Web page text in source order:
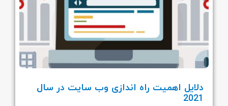
دلایل اهمیت راه اندازی وب سایت در سال
2021